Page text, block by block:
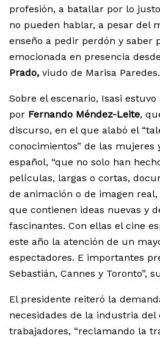
profesión, a batallar por lo
no pueden hablar, a pesar del
enseño a pedir perdón y saber
emocionada en presencia
Prado, viudo de Marisa Paredes.
Sobre el escenario, Isasi
por Fernando Méndez-Leite,
discurso, en el que alabó el
conocimientos” de las mujeres
español, “que no solo han
películas, largas o cortas,
de animación o de imagen
que contienen ideas nuevas y
fascinantes. Con ellas el cine
este año la atención de un
espectadores. E importantes
Sebastián, Cannes y Toronto”,
El presidente reiteró la
necesidades de la industria del
trabajadores, “reclamando la